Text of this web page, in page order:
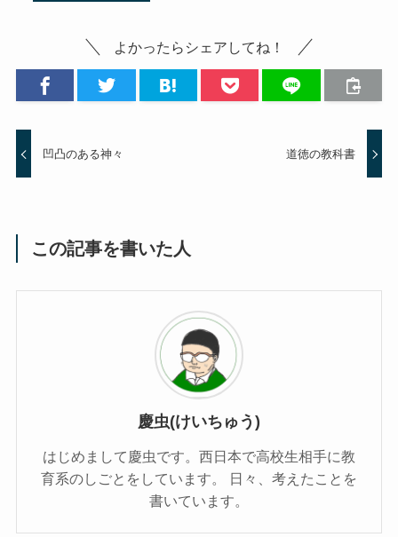
よかったらシェアしてね！
凹凸のある神々 道徳の教科書
この記事を書いた人
慶虫(けいちゅう)
はじめまして慶虫です。西日本で高校生相手に教
育系のしごとをしています。 日々、考えたことを
書いています。